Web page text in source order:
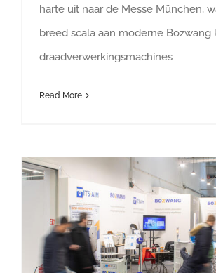
harte uit naar de Messe München,
breed scala aan moderne Bozwang
draadverwerkingsmachines
Read More